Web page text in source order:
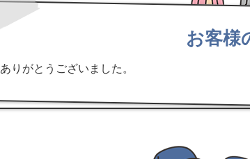
お客様
ありがとうございました。